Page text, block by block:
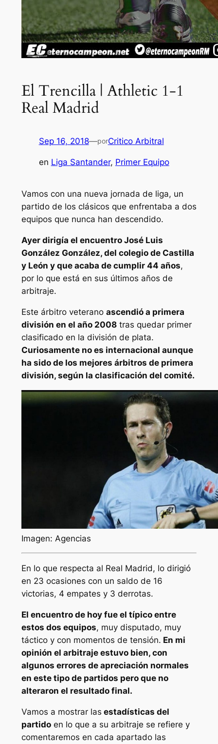
El Trencilla | Athletic 1-1
Real Madrid
Sep 16, 2018—porCritico Arbitral
en Liga Santander, Primer Equipo
Vamos con una nueva jornada de liga, un
partido de los clásicos que enfrentaba a dos
equipos que nunca han descendido.
Ayer dirigía el encuentro José Luis
González González, del colegio de Castilla
y León y que acaba de cumplir 44 años,
por lo que está en sus últimos años de
arbitraje.
Este árbitro veterano ascendió a primera
división en el año 2008tras quedar primer
clasificado en la división de plata.
Curiosamente no es internacional aunque
ha sido de los mejores árbitros de primera
división, según la clasificación del comité.
Imagen: Agencias
En lo que respecta al Real Madrid, lo dirigió
en 23 ocasiones con un saldo de 16
victorias, 4 empates y 3 derrotas.
El encuentro de hoy fue el típico entre
estos dos equipos, muy disputado, muy
táctico y con momentos de tensión. En mi
opinión el arbitraje estuvo bien, con
algunos errores de apreciación normales
en este tipo de partidos pero que no
alteraron el resultado final.
Vamos a mostrar las estadísticas del
partidoen lo que a su arbitraje se refiere y
comentaremos en cada apartado las